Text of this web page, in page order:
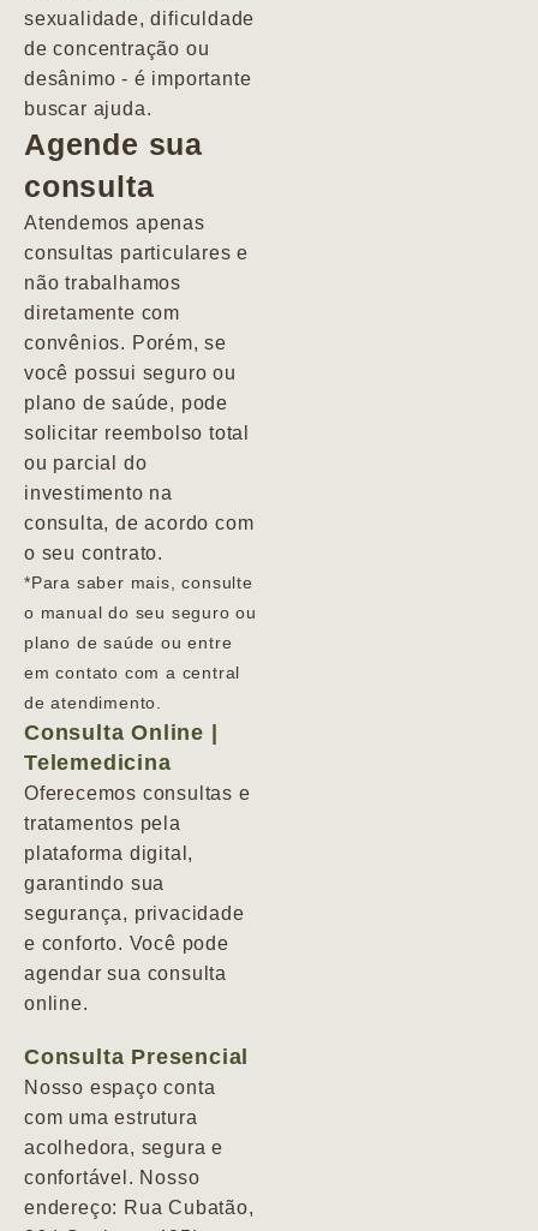
sexualidade, dificuldade
de concentração ou
desânimo - é importante
buscar ajuda.
Agende sua
consulta
Atendemos apenas
consultas particulares e
não trabalhamos
diretamente com
convênios. Porém, se
você possui seguro ou
plano de saúde, pode
solicitar reembolso total
ou parcial do
investimento na
consulta, de acordo com
o seu contrato.
*Para saber mais, consulte
o manual do seu seguro ou
plano de saúde ou entre
em contato com a central
de atendimento.
Consulta Online |
Telemedicina
Oferecemos consultas e
tratamentos pela
plataforma digital,
garantindo sua
segurança, privacidade
e conforto. Você pode
agendar sua consulta
online.
Consulta Presencial
Nosso espaço conta
com uma estrutura
acolhedora, segura e
confortável. Nosso
endereço: Rua Cubatão,